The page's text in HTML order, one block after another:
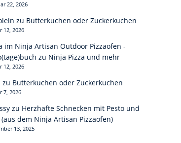
22, 2026
zu Butterkuchen oder Zuckerkuchen
12, 2026
im Ninja Artisan Outdoor Pizzaofen -
zu Ninja Pizza und mehr
12, 2026
zu Butterkuchen oder Zuckerkuchen
7, 2026
zu Herzhafte Schnecken mit Pesto und
(aus dem Ninja Artisan Pizzaofen)
13, 2025